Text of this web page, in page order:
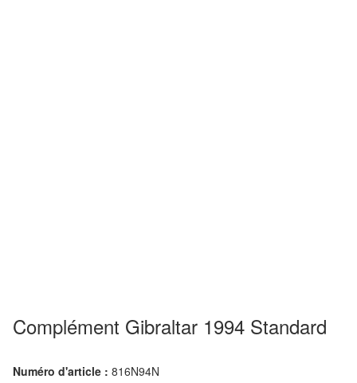
Complément Gibraltar 1994 Standard
Numéro d'article : 816N94N